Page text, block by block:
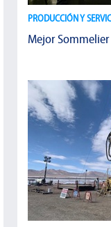
PRODUCCIÓN Y
Mejor